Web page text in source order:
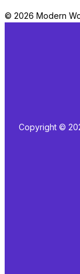
© 2026 Modern
Copyright ©